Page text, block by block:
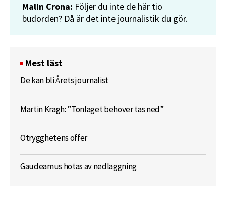
Malin Crona: Följer du inte de här tio
budorden? Då är det inte journalistik du gör.
Mest läst
De kan bli Årets journalist
Martin Kragh: ”Tonläget behöver tas ned”
Otrygghetens offer
Gaudeamus hotas av nedläggning